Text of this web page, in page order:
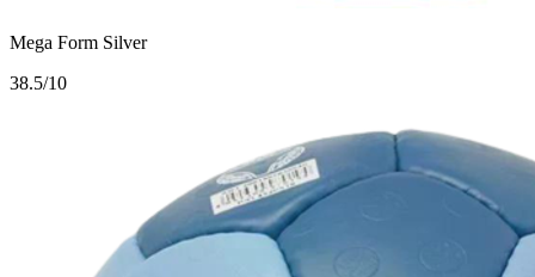
Mega Form Silver
38.5/10